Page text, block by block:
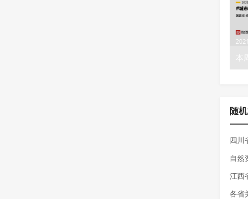
本
——
随
四川
细规
自然
办公
提高
江西
定技
各省